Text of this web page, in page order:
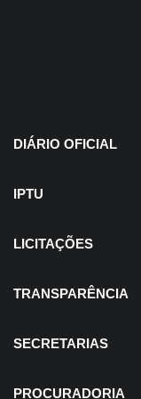
Processo
DIÁRIO OFICIAL
IPTU
LICITAÇÕES
TRANSPARÊNCIA
SECRETARIAS
PROCURADORIA